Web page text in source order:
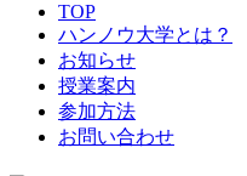
TOP
ハンノウ大学とは？
お知らせ
授業案内
参加方法
お問い合わせ